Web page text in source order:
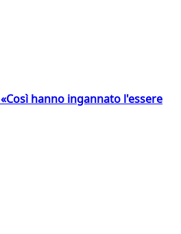
hanno ingannato l'essere